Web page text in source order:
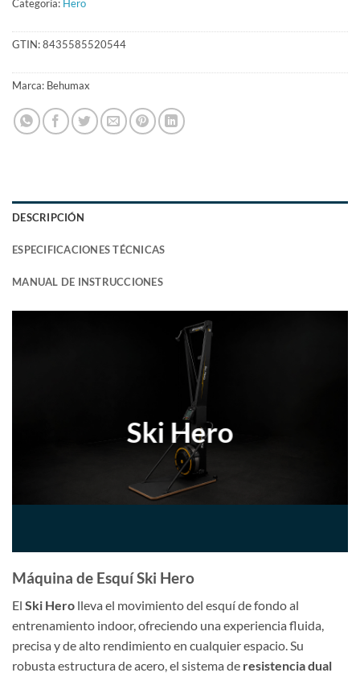
Categoría: Hero
GTIN:8435585520544
Marca: Behumax
DESCRIPCIÓN
ESPECIFICACIONES TÉCNICAS
MANUAL DE INSTRUCCIONES
Ski Hero
Máquina de Esquí Ski Hero
El Ski Hero lleva el movimiento del esquí de fondo al
entrenamiento indoor, ofreciendo una experiencia fluida,
precisa y de alto rendimiento en cualquier espacio. Su
robusta estructura de acero, el sistema de resistencia dual